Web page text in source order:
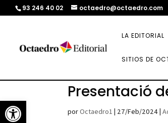
Abrir barra de herramientas
93 246 40 02 octaedro@octaedro.com
LA EDITORIAL
SITIOS DE
Presentació
porOctaedro1 | 27/Feb/2024|